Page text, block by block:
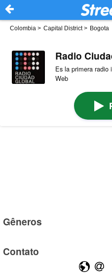
Colombia > Capital District> Bogota
Radio
Es la primera radio
Web
Gêneros
Contato